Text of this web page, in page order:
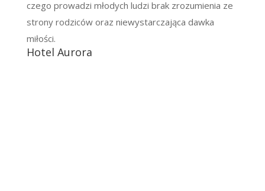
czego prowadzi młodych ludzi brak zrozumienia ze
strony rodziców oraz niewystarczająca dawka
miłości.
Hotel Aurora